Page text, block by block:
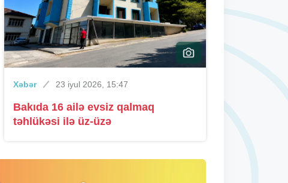
Xəbər 23 iyul 2026, 15:47
Bakıda 16 ailə evsiz qalmaq
təhlükəsi ilə üz-üzə